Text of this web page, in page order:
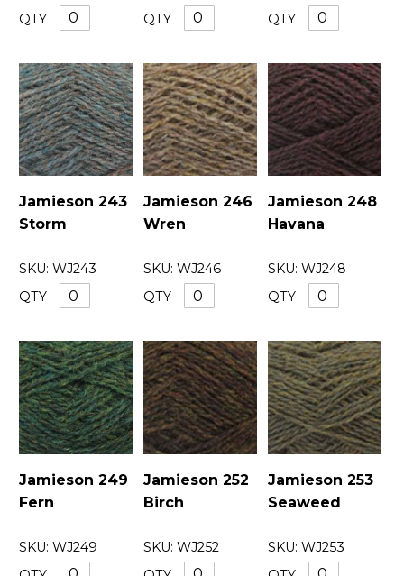
QTY
QTY QTY
Jamieson 243
Storm
SKU: WJ243
QTY
Jamieson 246
Wren
SKU: WJ246
QTY
Jamieson 248
Havana
SKU: WJ248
QTY
Jamieson 249
Fern
SKU: WJ249
Jamieson 252
Birch
SKU: WJ252
Jamieson 253
Seaweed
SKU: WJ253